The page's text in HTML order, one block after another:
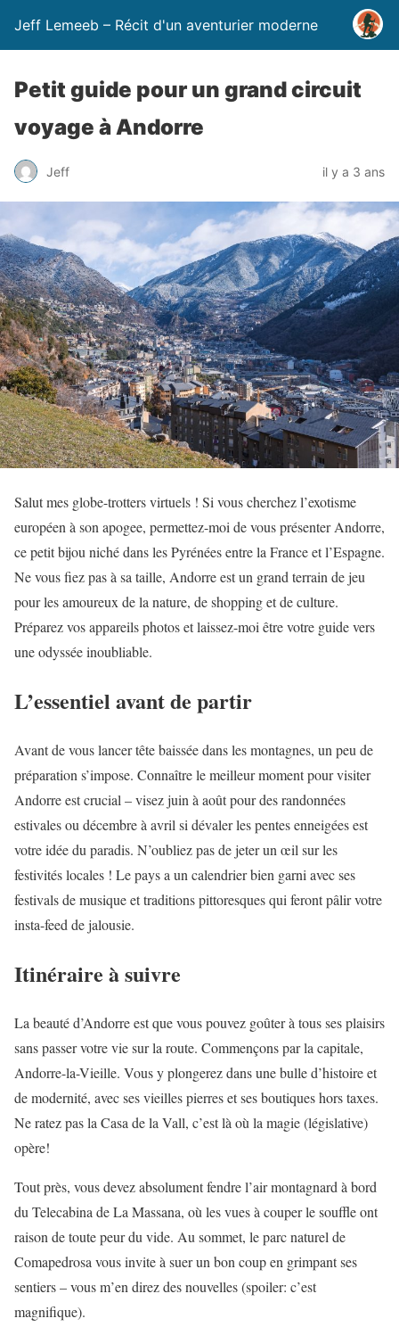
Jeff Lemeeb – Récit d'un aventurier moderne
Petit guide pour un grand circuit
voyage à Andorre
Jeff il y a 3 ans
Salut mes globe-trotters virtuels ! Si vous cherchez l’exotisme
européen à son apogee, permettez-moi de vous présenter Andorre,
ce petit bijou niché dans les Pyrénées entre la France et l’Espagne.
Ne vous fiez pas à sa taille, Andorre est un grand terrain de jeu
pour les amoureux de la nature, de shopping et de culture.
Préparez vos appareils photos et laissez-moi être votre guide vers
une odyssée inoubliable.
L’essentiel avant de partir
Avant de vous lancer tête baissée dans les montagnes, un peu de
préparation s’impose. Connaître le meilleur moment pour visiter
Andorre est crucial – visez juin à août pour des randonnées
estivales ou décembre à avril si dévaler les pentes enneigées est
votre idée du paradis. N’oubliez pas de jeter un œil sur les
festivités locales ! Le pays a un calendrier bien garni avec ses
festivals de musique et traditions pittoresques qui feront pâlir votre
insta-feed de jalousie.
Itinéraire à suivre
La beauté d’Andorre est que vous pouvez goûter à tous ses plaisirs
sans passer votre vie sur la route. Commençons par la capitale,
Andorre-la-Vieille. Vous y plongerez dans une bulle d’histoire et
de modernité, avec ses vieilles pierres et ses boutiques hors taxes.
Ne ratez pas la Casa de la Vall, c’est là où la magie (législative)
opère!
Tout près, vous devez absolument fendre l’air montagnard à bord
du Telecabina de La Massana, où les vues à couper le souffle ont
raison de toute peur du vide. Au sommet, le parc naturel de
Comapedrosa vous invite à suer un bon coup en grimpant ses
sentiers – vous m’en direz des nouvelles (spoiler: c’est
magnifique).